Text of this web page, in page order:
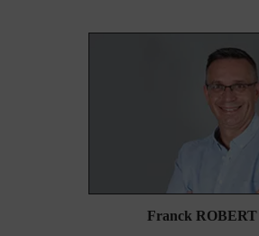
Franck ROBERT